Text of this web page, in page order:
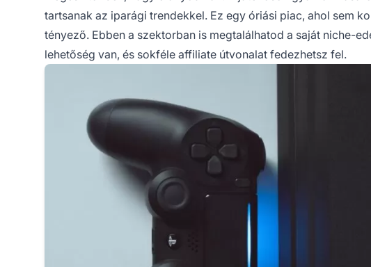
tartsanak az iparági trendekkel. Ez egy óriási piac, ahol sem
tényező. Ebben a szektorban is megtalálhatod a saját niche-
lehetőség van, és sokféle affiliate útvonalat fedezhetsz fel.